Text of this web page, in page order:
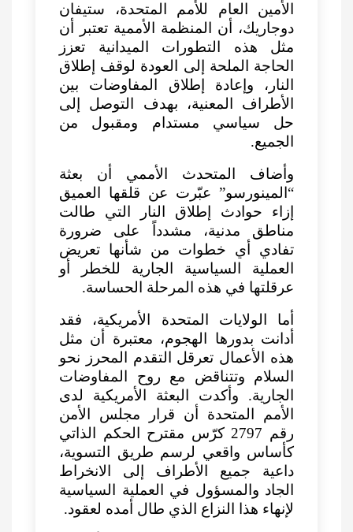
الأمين العام للأمم المتحدة، ستيفان
دوجاريك، أن المنظمة الأممية تعتبر أن
مثل هذه التطورات الميدانية تعزز
الحاجة الملحة إلى العودة لوقف إطلاق
النار، وإعادة إطلاق المفاوضات بين
الأطراف المعنية، بهدف التوصل إلى
حل سياسي مستدام ومقبول من
الجميع.
وأضاف المتحدث الأممي أن بعثة
“المينورسو” عبّرت عن قلقها العميق
إزاء حوادث إطلاق النار التي طالت
مناطق مدنية، مشدداً على ضرورة
تفادي أي خطوات من شأنها تعريض
العملية السياسية الجارية للخطر أو
عرقلتها في هذه المرحلة الحساسة.
أما الولايات المتحدة الأمريكية، فقد
أدانت بدورها الهجوم، معتبرة أن مثل
هذه الأعمال تعرقل التقدم المحرز نحو
السلام وتتناقض مع روح المفاوضات
الجارية. وأكدت البعثة الأمريكية لدى
الأمم المتحدة أن قرار مجلس الأمن
رقم 2797 كرّس مقترح الحكم الذاتي
كأساس واقعي لرسم طريق التسوية،
داعية جميع الأطراف إلى الانخراط
الجاد والمسؤول في العملية السياسية
لإنهاء هذا النزاع الذي طال أمده لعقود.